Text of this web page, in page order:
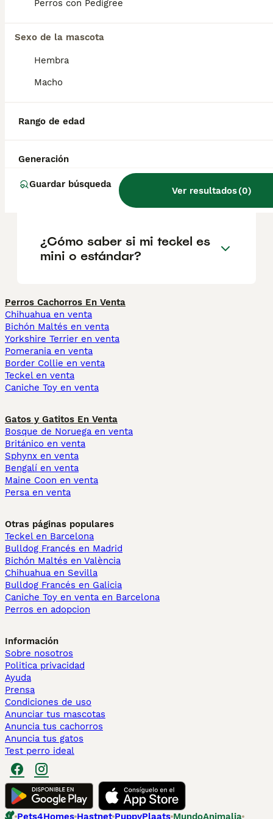
Perros con Pedigree
Sexo de la mascota
Hembra
Macho
Rango de edad
Generación
Guardar búsqueda
Ver resultados(0)
¿Cuáles son los 3 tipos de
¿Qué problemas suelen tener
¿Cuánto suelen vivir los
¿Cómo saber si mi teckel es
mini o estándar?
Perros Cachorros En Venta
Chihuahua en venta
Bichón Maltés en venta
Yorkshire Terrier en venta
Pomerania en venta
Border Collie en venta
Teckel en venta
Caniche Toy en venta
Gatos y Gatitos En Venta
Bosque de Noruega en venta
Británico en venta
Sphynx en venta
Bengalí en venta
Maine Coon en venta
Persa en venta
Otras páginas populares
Teckel en Barcelona
Bulldog Francés en Madrid
Bichón Maltés en València
Chihuahua en Sevilla
Bulldog Francés en Galicia
Caniche Toy en venta en Barcelona
Perros en adopcion
Información
Sobre nosotros
Politica privacidad
Ayuda
Prensa
Condiciones de uso
Anunciar tus mascotas
Anuncia tus cachorros
Anuncia tus gatos
Test perro ideal